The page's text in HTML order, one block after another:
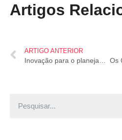
Artigos
ARTIGO ANTERIOR